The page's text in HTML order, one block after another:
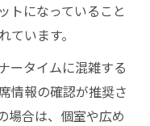
トになっていること
います。
ータイムに混雑する
情報の確認が推奨さ
場合は、個室や広め